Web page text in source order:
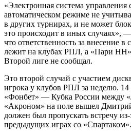
«Электронная система
автоматическом режиме не
в других турнирах, и не может
это происходит в иных случаях»,
что ответственность за внесение
лежит на клубах РПЛ, а «Пари НН»
Второй лиге не сообщал.
Это второй случай с участием
игрока у клубов РПЛ за неделю. 14
«Фонбет» — Кубка России между
«Акроном» на поле вышел
должен был пропускать встречу
предыдущих играх со «Спартаком».